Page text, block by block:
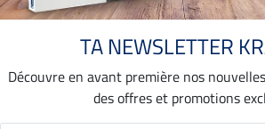
TA NEWSLETTER
Découvre en avant première nos
des offres et promotions